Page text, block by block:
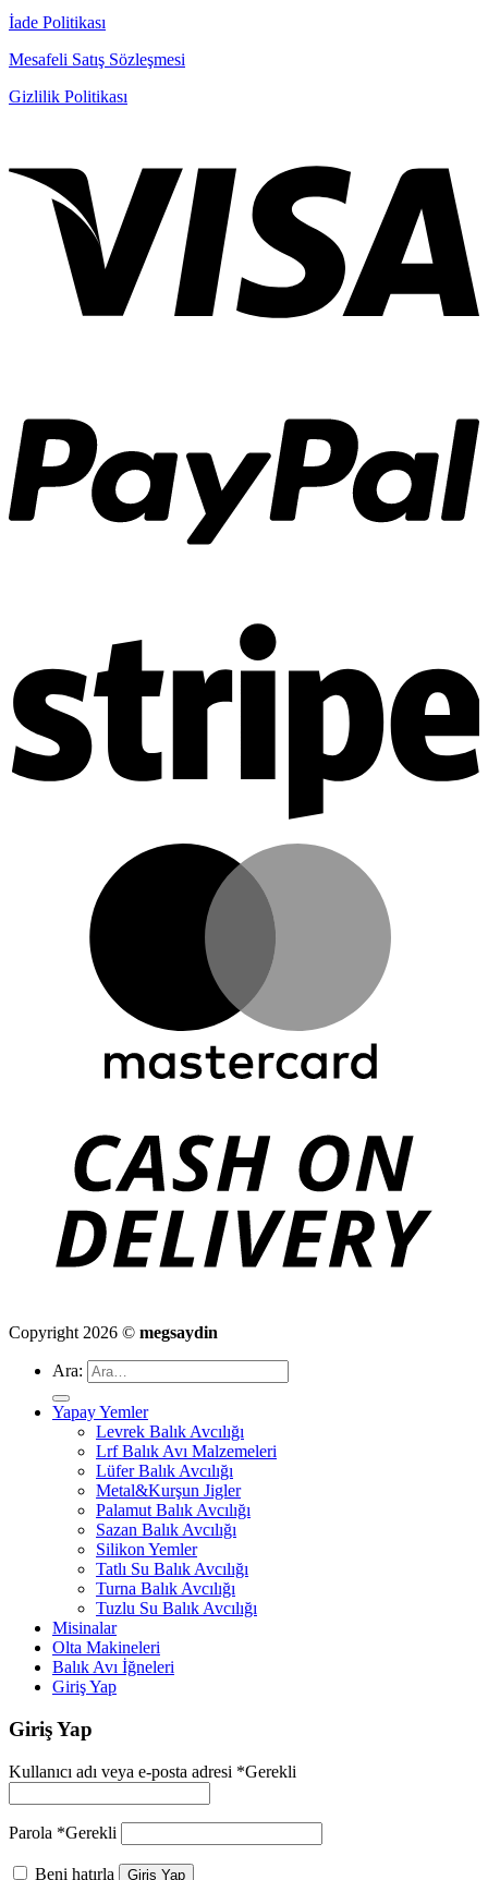
İade Politikası
Mesafeli Satış Sözleşmesi
Gizlilik Politikası
Copyright 2026 © megsaydin
Ara:
Yapay Yemler
Levrek Balık Avcılığı
Lrf Balık Avı Malzemeleri
Lüfer Balık Avcılığı
Metal&Kurşun Jigler
Palamut Balık Avcılığı
Sazan Balık Avcılığı
Silikon Yemler
Tatlı Su Balık Avcılığı
Turna Balık Avcılığı
Tuzlu Su Balık Avcılığı
Misinalar
Olta Makineleri
Balık Avı İğneleri
Giriş Yap
Giriş Yap
Kullanıcı adı veya e-posta adresi *Gerekli
Parola *Gerekli
Beni hatırla Giriş Yap